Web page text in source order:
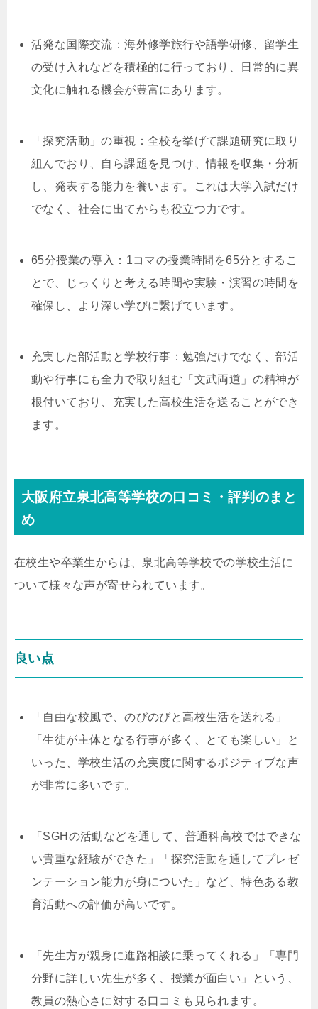
活発な国際交流：海外修学旅行や語学研修、留学生
の受け入れなどを積極的に行っており、日常的に異
文化に触れる機会が豊富にあります。
「探究活動」の重視：全校を挙げて課題研究に取り
組んでおり、自ら課題を見つけ、情報を収集・分析
し、発表する能力を養います。これは大学入試だけ
でなく、社会に出てからも役立つ力です。
65分授業の導入：1コマの授業時間を65分とするこ
とで、じっくりと考える時間や実験・演習の時間を
確保し、より深い学びに繋げています。
充実した部活動と学校行事：勉強だけでなく、部活
動や行事にも全力で取り組む「文武両道」の精神が
根付いており、充実した高校生活を送ることができ
ます。
大阪府立泉北高等学校の口コミ・評判のまと
め
在校生や卒業生からは、泉北高等学校での学校生活に
ついて様々な声が寄せられています。
良い点
「自由な校風で、のびのびと高校生活を送れる」
「生徒が主体となる行事が多く、とても楽しい」と
いった、学校生活の充実度に関するポジティブな声
が非常に多いです。
「SGHの活動などを通して、普通科高校ではできな
い貴重な経験ができた」「探究活動を通してプレゼ
ンテーション能力が身についた」など、特色ある教
育活動への評価が高いです。
「先生方が親身に進路相談に乗ってくれる」「専門
分野に詳しい先生が多く、授業が面白い」という、
教員の熱心さに対する口コミも見られます。